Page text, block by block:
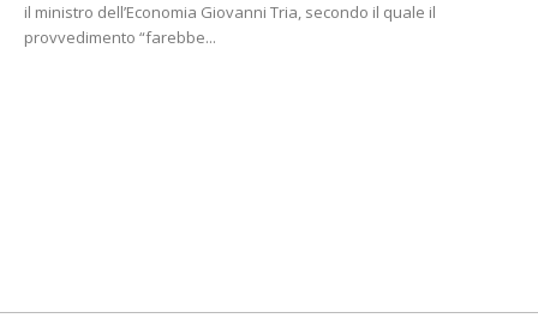
il ministro dell’Economia Giovanni Tria, secondo il quale il
provvedimento “farebbe...